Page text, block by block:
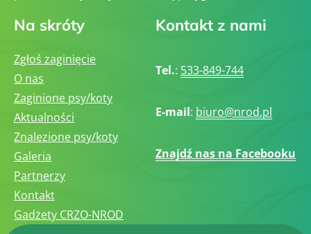
Na skróty
Zgłoś zaginięcie
O nas
Zaginione psy/koty
Aktualności
Znalezione psy/koty
Galeria
Partnerzy
Kontakt
Gadżety CRZO-NROD
Kontakt z nami
Tel.: 533-849-744
E-mail: biuro@nrod.pl
Znajdź nas na Facebooku